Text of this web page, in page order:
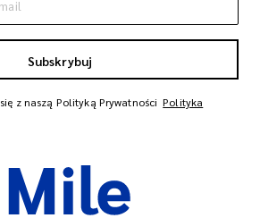
Subskrybuj
z naszą Polityką Prywatności Polityka